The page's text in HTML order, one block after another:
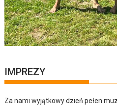
IMPREZY
Za nami wyjątkowy dzień pełen